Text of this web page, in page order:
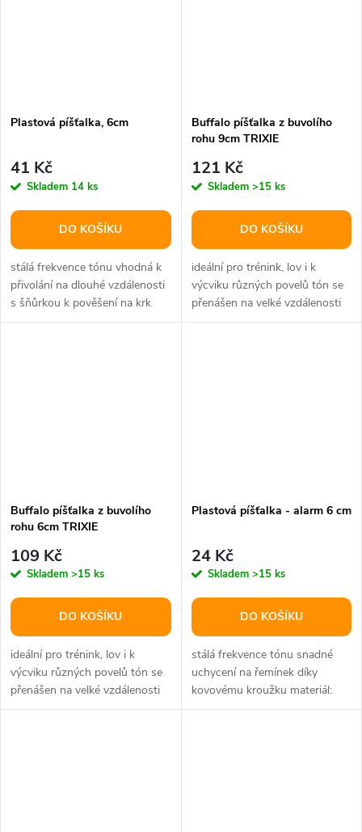
Plastová píšťalka, 6cm
41 Kč
Skladem 14 ks
DO KOŠÍKU
stálá frekvence tónu vhodná k
přivolání na dlouhé vzdálenosti
s šňůrkou k pověšení na krk
materiál: plast rozměr: 6...
Buffalo píšťalka z buvolího
rohu 9cm TRIXIE
121 Kč
Skladem >15 ks
DO KOŠÍKU
ideální pro trénink, lov i k
výcviku různých povelů tón se
přenášen na velké vzdálenosti
přírodní produkt dva tóny:...
Buffalo píšťalka z buvolího
rohu 6cm TRIXIE
109 Kč
Skladem >15 ks
DO KOŠÍKU
ideální pro trénink, lov i k
výcviku různých povelů tón se
přenášen na velké vzdálenosti
přírodní produkt dva tóny:...
Plastová píšťalka - alarm 6 cm
24 Kč
Skladem >15 ks
DO KOŠÍKU
stálá frekvence tónu snadné
uchycení na řemínek díky
kovovému kroužku materiál:
plast, kov velikost: 6 cm